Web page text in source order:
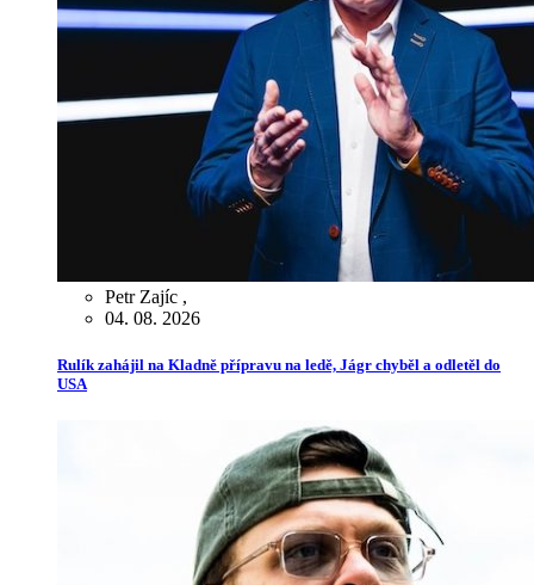
Petr Zajíc ,
04. 08. 2026
Rulík zahájil na Kladně přípravu na ledě, Jágr chyběl a odletěl do
USA